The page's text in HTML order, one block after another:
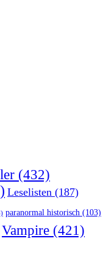
(432)
Leselisten (187)
paranormal historisch (103)
Vampire (421)